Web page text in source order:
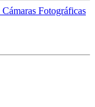
Cámaras Fotográficas